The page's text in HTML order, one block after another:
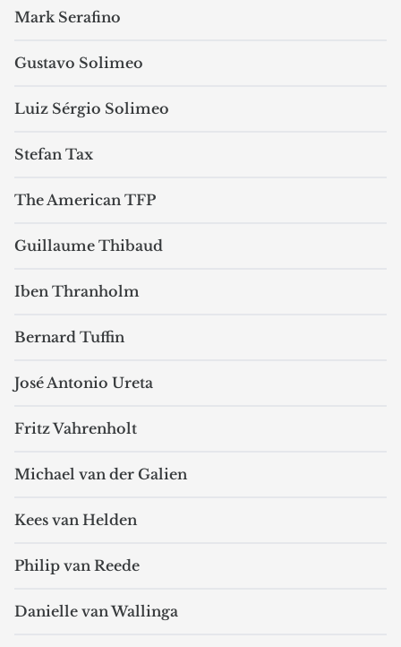
Mark Serafino
Gustavo Solimeo
Luiz Sérgio Solimeo
Stefan Tax
The American TFP
Guillaume Thibaud
Iben Thranholm
Bernard Tuffin
José Antonio Ureta
Fritz Vahrenholt
Michael van der Galien
Kees van Helden
Philip van Reede
Danielle van Wallinga